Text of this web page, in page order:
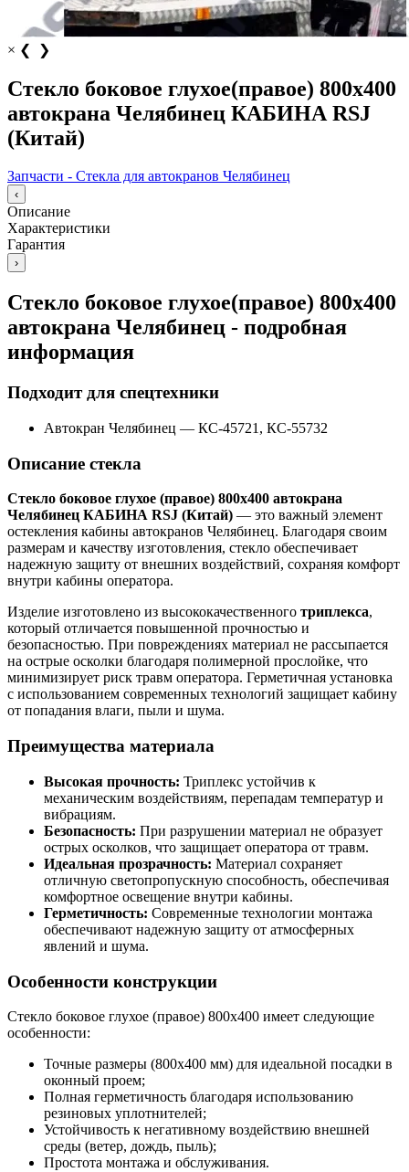
× ❮ ❯
Стекло боковое глухое(правое) 800х400
автокрана Челябинец КАБИНА RSJ
(Китай)
Запчасти - Стекла для автокранов Челябинец
‹
Описание
Характеристики
Гарантия
›
Стекло боковое глухое(правое) 800x400
автокрана Челябинец - подробная
информация
Подходит для спецтехники
Автокран Челябинец — КС-45721, КС-55732
Описание стекла
Стекло боковое глухое (правое) 800х400 автокрана
Челябинец КАБИНА RSJ (Китай) — это важный элемент
остекления кабины автокранов Челябинец. Благодаря своим
размерам и качеству изготовления, стекло обеспечивает
надежную защиту от внешних воздействий, сохраняя комфорт
внутри кабины оператора.
Изделие изготовлено из высококачественного триплекса,
который отличается повышенной прочностью и
безопасностью. При повреждениях материал не рассыпается
на острые осколки благодаря полимерной прослойке, что
минимизирует риск травм оператора. Герметичная установка
с использованием современных технологий защищает кабину
от попадания влаги, пыли и шума.
Преимущества материала
Высокая прочность: Триплекс устойчив к
механическим воздействиям, перепадам температур и
вибрациям.
Безопасность: При разрушении материал не образует
острых осколков, что защищает оператора от травм.
Идеальная прозрачность: Материал сохраняет
отличную светопропускную способность, обеспечивая
комфортное освещение внутри кабины.
Герметичность: Современные технологии монтажа
обеспечивают надежную защиту от атмосферных
явлений и шума.
Особенности конструкции
Стекло боковое глухое (правое) 800х400 имеет следующие
особенности:
Точные размеры (800х400 мм) для идеальной посадки в
оконный проем;
Полная герметичность благодаря использованию
резиновых уплотнителей;
Устойчивость к негативному воздействию внешней
среды (ветер, дождь, пыль);
Простота монтажа и обслуживания.